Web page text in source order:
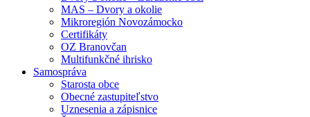
MAS – Dvory a okolie
Mikroregión Novozámocko
Certifikáty
OZ Branovčan
Multifunkčné ihrisko
Samospráva
Starosta obce
Obecné zastupiteľstvo
Uznesenia a zápisnice